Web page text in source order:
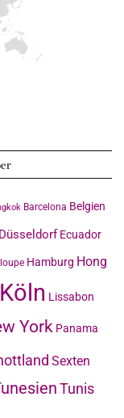
Barcelona Belgien
Düsseldorf Ecuador
Hamburg Hong
Köln Lissabon
York Panama
Sexten
Tunis